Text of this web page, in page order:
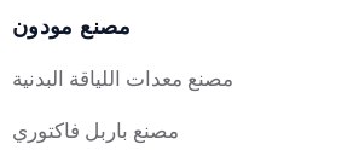
مصنع مودون
مصنع معدات اللياقة البدنية
مصنع باربل فاكتوري